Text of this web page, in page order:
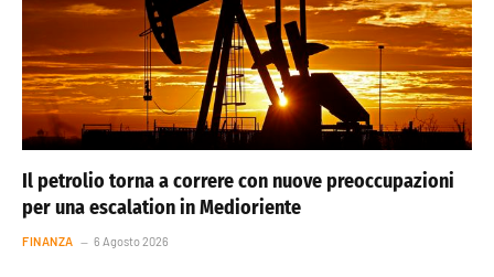
Il petrolio torna a correre con nuove preoccupazioni
per una escalation in Medioriente
FINANZA 6 Agosto 2026